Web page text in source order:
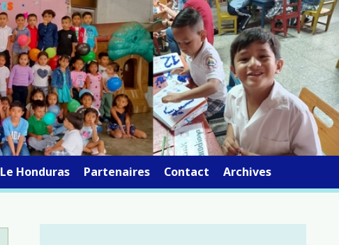
Le Honduras Partenaires Contact Archives